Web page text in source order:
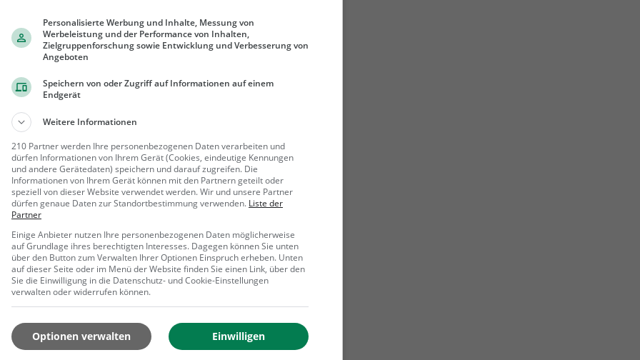
Gryon
Gryon ist eine Anlage für Minigolf in Gryon.
ist sowohl für Kinder als auch für
geeignet und ein super Ausflugsziel für die
Familie. Die kleinen Bahnen mit tückischen
laden zu einem
ein - wer schafft es mit den
Schlägen alle Bahnen zu bezwingen?
Mehr erfahren
Sitten
Sitten
Personalisierte Werbung und Inhalte, Messung von
Werbeleistung und der Performance von Inhalten,
Zielgruppenforschung sowie Entwicklung und Verbesserung von
Angeboten
Speichern von oder Zugriff auf Informationen auf einem
Endgerät
Weitere Informationen
210 Partner werden Ihre personenbezogenen Daten verarbeiten und
dürfen Informationen von Ihrem Gerät (Cookies, eindeutige Kennungen
und andere Gerätedaten) speichern und darauf zugreifen. Die
Informationen von Ihrem Gerät können mit den Partnern geteilt oder
speziell von dieser Website verwendet werden. Wir und unsere Partner
dürfen genaue Daten zur Standortbestimmung verwenden. Liste der
Partner
Einige Anbieter nutzen Ihre personenbezogenen Daten möglicherweise
auf Grundlage ihres berechtigten Interesses. Dagegen können Sie unten
über den Button zum Verwalten Ihrer Optionen Einspruch erheben. Unten
auf dieser Seite oder im Menü der Website finden Sie einen Link, über den
Sie die Einwilligung in die Datenschutz- und Cookie-Einstellungen
verwalten oder widerrufen können.
Einwilligen
Optionen verwalten